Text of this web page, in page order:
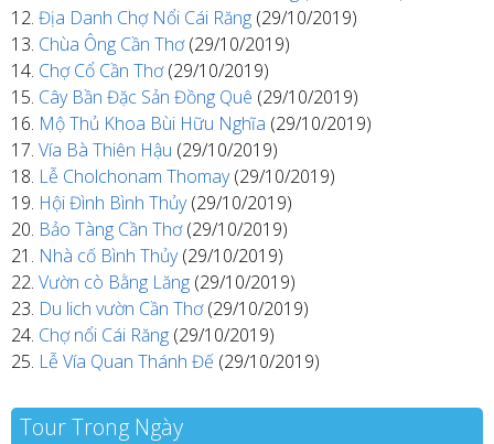
Địa Danh Chợ Nổi Cái Răng (29/10/2019)
Chùa Ông Cần Thơ(29/10/2019)
Chợ Cổ Cần Thơ(29/10/2019)
Cây Bần Đặc Sản Đồng Quê (29/10/2019)
Mộ Thủ Khoa Bùi Hữu Nghĩa (29/10/2019)
Vía Bà Thiên Hậu (29/10/2019)
Lễ Cholchonam Thomay(29/10/2019)
Hội Đình Bình Thủy(29/10/2019)
Bảo Tàng Cần Thơ(29/10/2019)
Nhà cố Bình Thủy(29/10/2019)
Vườn cò Bằng Lăng (29/10/2019)
Du lich vườn Cần Thơ(29/10/2019)
Chợ nổi Cái Răng (29/10/2019)
Lễ Vía Quan Thánh Đế (29/10/2019)
Tour Trong Ngày